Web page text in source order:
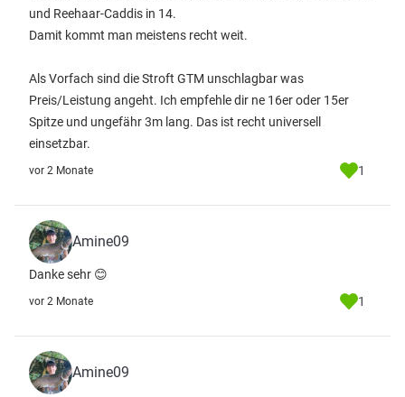
und Reehaar-Caddis in 14.
Damit kommt man meistens recht weit.
Als Vorfach sind die Stroft GTM unschlagbar was
Preis/Leistung angeht. Ich empfehle dir ne 16er oder 15er
Spitze und ungefähr 3m lang. Das ist recht universell
einsetzbar.
vor 2 Monate 1
Amine09
Danke sehr 😊
vor 2 Monate 1
Amine09